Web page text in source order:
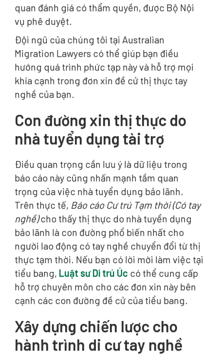
quan đánh giá có thẩm quyền, được Bộ Nội
vụ phê duyệt.
Đội ngũ của chúng tôi tại Australian
Migration Lawyers có thể giúp bạn điều
hướng quá trình phức tạp này và hỗ trợ mọi
khía cạnh trong đơn xin đề cử thị thực tay
nghề của bạn.
Con đường xin thị thực do
nhà tuyển dụng tài trợ
Điều quan trọng cần lưu ý là dữ liệu trong
báo cáo này cũng nhấn mạnh tầm quan
trọng của việc nhà tuyển dụng bảo lãnh.
Trên thực tế, Báo cáo Cư trú Tạm thời (Có tay
nghề)cho thấy thị thực do nhà tuyển dụng
bảo lãnh là con đường phổ biến nhất cho
người lao động có tay nghề chuyển đổi từ thị
thực tạm thời. Nếu bạn có lời mời làm việc tại
tiểu bang, Luật sư Di trú Úc có thể cung cấp
hỗ trợ chuyên môn cho các đơn xin này bên
cạnh các con đường đề cử của tiểu bang.
Xây dựng chiến lược cho
hành trình di cư tay nghề